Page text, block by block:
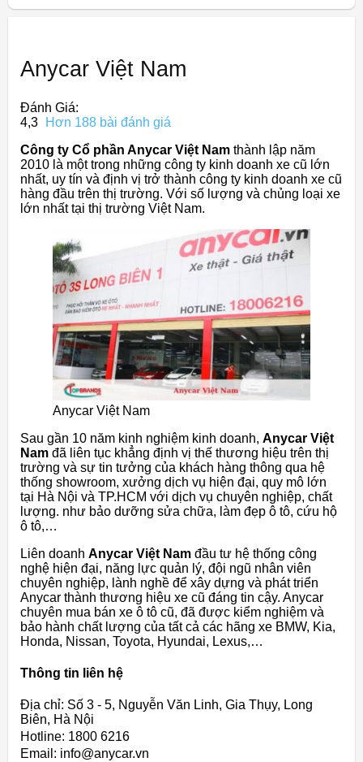
Anycar Việt Nam
Đánh Giá:
4,3
Hơn 188 bài đánh giá
Công ty Cổ phần Anycar Việt Nam thành lập năm
2010 là một trong những công ty kinh doanh xe cũ lớn
nhất, uy tín và định vị trở thành công ty kinh doanh xe cũ
hàng đầu trên thị trường. Với số lượng và chủng loại xe
lớn nhất tại thị trường Việt Nam.
Anycar Việt Nam
Sau gần 10 năm kinh nghiệm kinh doanh, Anycar Việt
Nam đã liên tục khẳng định vị thế thương hiệu trên thị
trường và sự tin tưởng của khách hàng thông qua hệ
thống showroom, xưởng dịch vụ hiện đại, quy mô lớn
tại Hà Nội và TP.HCM với dịch vụ chuyên nghiệp, chất
lượng. như bảo dưỡng sửa chữa, làm đẹp ô tô, cứu hộ
ô tô,…
Liên doanh Anycar Việt Nam đầu tư hệ thống công
nghệ hiện đại, năng lực quản lý, đội ngũ nhân viên
chuyên nghiệp, lành nghề để xây dựng và phát triển
Anycar thành thương hiệu xe cũ đáng tin cậy. Anycar
chuyên mua bán xe ô tô cũ, đã được kiểm nghiệm và
bảo hành chất lượng của tất cả các hãng xe BMW, Kia,
Honda, Nissan, Toyota, Hyundai, Lexus,…
Thông tin liên hệ
Địa chỉ: Số 3 - 5, Nguyễn Văn Linh, Gia Thụy, Long
Biên, Hà Nội
Hotline: 1800 6216
Email: info@anycar.vn